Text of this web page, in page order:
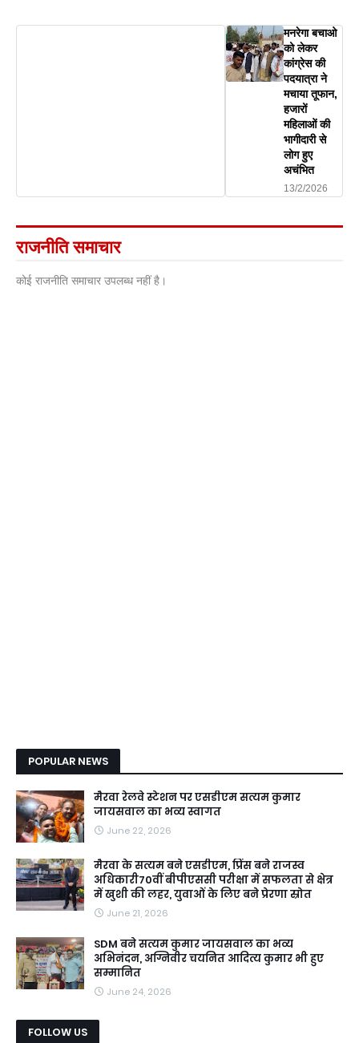
मनरेगा बचाओ
को लेकर
कांग्रेस की
पदयात्रा ने
मचाया तूफान,
हजारों
महिलाओं की
भागीदारी से
लोग हुए
अचंभित
13/2/2026
राजनीति समाचार
कोई राजनीति समाचार उपलब्ध नहीं है।
POPULAR NEWS
मैरवा रेलवे स्टेशन पर एसडीएम सत्यम कुमार
जायसवाल का भव्य स्वागत
June 22, 2026
मैरवा के सत्यम बने एसडीएम, प्रिंस बने राजस्व
अधिकारी70वीं बीपीएससी परीक्षा में सफलता से क्षेत्र
में खुशी की लहर, युवाओं के लिए बने प्रेरणा स्रोत
June 21, 2026
SDM बने सत्यम कुमार जायसवाल का भव्य
अभिनंदन, अग्निवीर चयनित आदित्य कुमार भी हुए
सम्मानित
June 24, 2026
FOLLOW US